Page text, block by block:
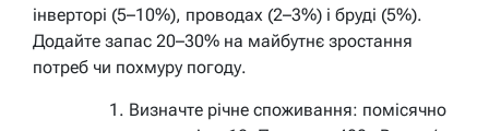
інверторі (5–10%), проводах (2–3%) і бруді (5%).
Додайте запас 20–30% на майбутнє зростання
потреб чи похмуру погоду.
Визначте річне споживання: помісячно